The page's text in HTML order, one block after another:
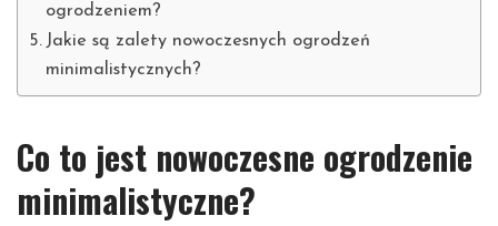
ogrodzeniem?
Jakie są zalety nowoczesnych ogrodzeń
minimalistycznych?
Co to jest nowoczesne ogrodzenie
minimalistyczne?